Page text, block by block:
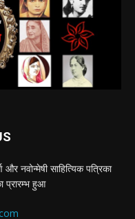
नवोन्मेषी साहित्यिक पत्रिका
प्रारम्भ हुआ